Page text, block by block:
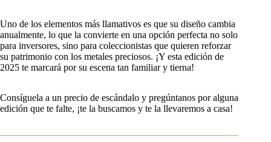
Uno de los elementos más llamativos es que su diseño cambia
anualmente, lo que la convierte en una opción perfecta no solo
para inversores, sino para coleccionistas que quieren reforzar
su patrimonio con los metales preciosos. ¡Y esta edición de
2025 te marcará por su escena tan familiar y tierna!
Consíguela a un precio de escándalo y pregúntanos por alguna
edición que te falte, ¡te la buscamos y te la llevaremos a casa!